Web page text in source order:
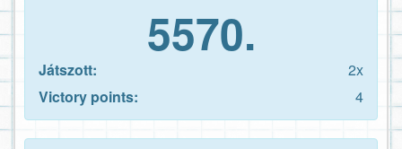
5570.
Játszott:
2x
Victory points:
4